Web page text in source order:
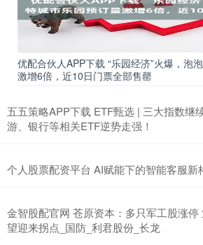
优配合伙人APP下载 “乐园经济”火爆，泡
激增6倍，近10日门票全部售罄
五五策略APP下载 ETF甄选 | 三大指数继
游、银行等相关ETF逆势走强！
个人股票配资平台 AI赋能下的智能客服新
金智股配官网 苍原资本：多只军工股涨
望迎来拐点_国防_利君股份_长龙